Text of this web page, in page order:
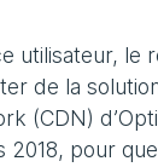
utilisateur, le
de la
(CDN)
2018, pour